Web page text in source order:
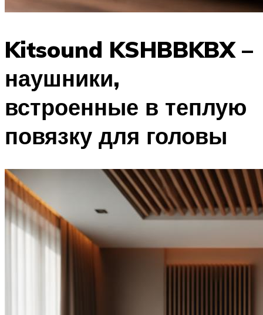
Kitsound KSHBBKBX –
наушники,
встроенные в теплую
повязку для головы